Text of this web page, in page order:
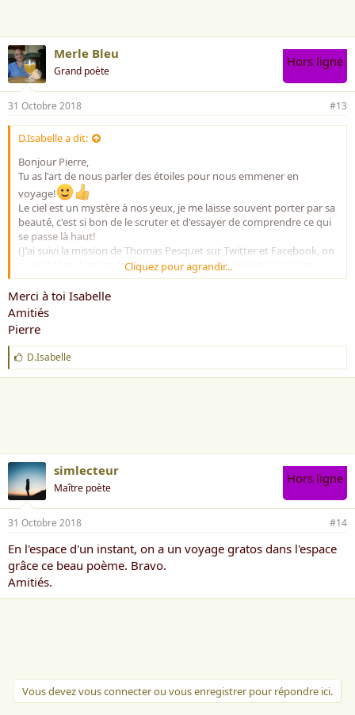
Merle Bleu
Grand poète
Hors ligne
31 Octobre 2018 #13
D.Isabelle a dit:
Bonjour Pierre,
Tu as l'art de nous parler des étoiles pour nous emmener en
voyage!
Le ciel est un mystère à nos yeux, je me laisse souvent porter par sa
beauté, c'est si bon de le scruter et d'essayer de comprendre ce qui
se passe là haut!
(J'ai suivi la mission de Thomas Pesquet sur Twitter et Facebook, on
avait la tête dans les étoiles mais il nous a fait prendre conscience
que notre planète est belle)
Merci de ce beau partage
Belle journée
Amitiés
Isabelle
Cette vidéo m'a beaucoup émue!
Les photos de Thomas Pesquet depuis l'ISS
Cliquez pour agrandir...
Merci à toi Isabelle
Amitiés
Pierre
J
'
a
D.Isabelle
simlecteur
Maître poète
Hors ligne
31 Octobre 2018 #14
En l'espace d'un instant, on a un voyage gratos dans l'espace
grâce ce beau poème. Bravo.
Amitiés.
Vous devez vous connecter ou vous enregistrer pour répondre ici.